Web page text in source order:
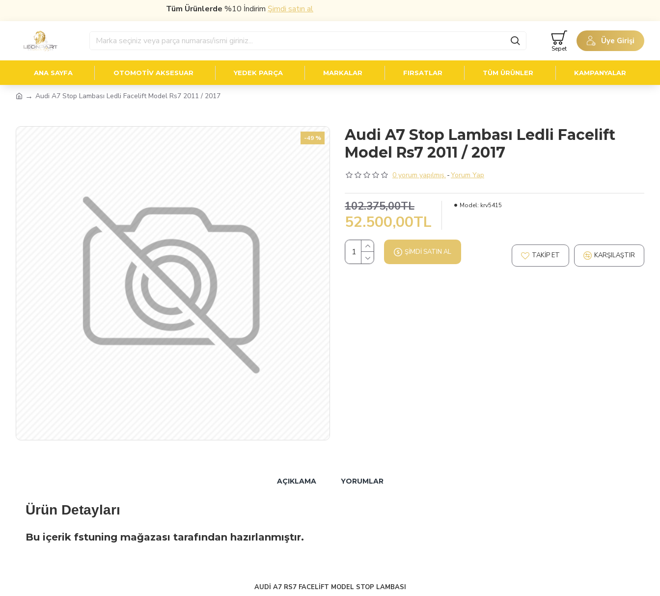
Tüm Ürünlerde%10 İndirimŞimdi satın al
Üye Girişi
Sepet
ANA SAYFA OTOMOTIV AKSESUAR YEDEK PARÇA MARKALAR FIRSATLAR TÜM ÜRÜNLER KAMPANYALAR
Audi A7 Stop Lambası Ledli Facelift Model Rs7 2011 / 2017
-49 %
Audi A7 Stop Lambası Ledli Facelift
Model Rs7 2011 / 2017
0 yorum yapılmış. -Yorum Yap
52.500,00TL
102.375,00TL Model: krv5415
ŞIMDI SATIN AL TAKIP ET KARŞILAŞTIR
AÇIKLAMA YORUMLAR
Ürün Detayları
Bu içerik fstuning mağazası tarafından hazırlanmıştır.
AUDİ A7 RS7 FACELİFT MODEL STOP LAMBASI